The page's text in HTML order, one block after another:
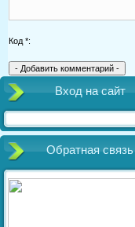
Код *:
Вход на сайт
Обратная связь